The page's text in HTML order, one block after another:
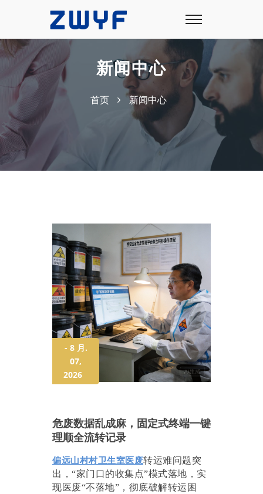
新闻中心
首页 新闻中心
- 8 月.
07,
2026
危废数据乱成麻，固定式终端一键
理顺全流转记录
偏远山村村卫生室医废转运难问题突
出，“家门口的收集点”模式落地，实
现医废“不落地”，彻底破解转运困